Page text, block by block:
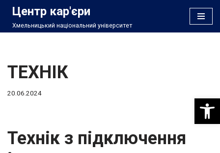
Перейти
Центр кар'єри
Хмельницький національний університет
ТЕХНІК
20.06.2024
Технік з підключення